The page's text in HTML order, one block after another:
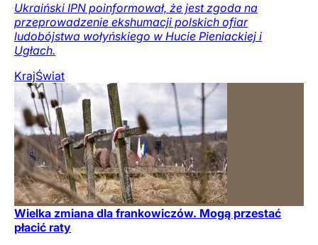
Ukraiński IPN poinformował, że jest zgoda na
przeprowadzenie ekshumacji polskich ofiar
ludobójstwa wołyńskiego w Hucie Pieniackiej i
Ugłach.
KrajŚwiat
Wielka zmiana dla frankowiczów. Mogą przestać
płacić raty